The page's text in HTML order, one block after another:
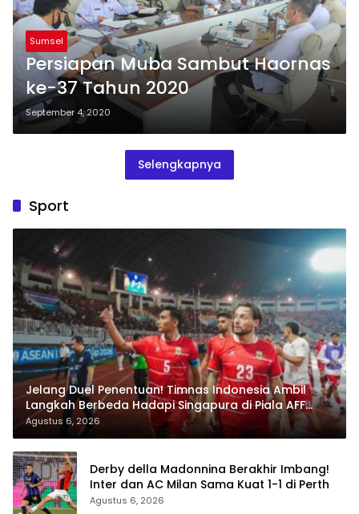
Sumsel
Persiapan Muba Sambut Haornas
ke-37 Tahun 2020
September 4, 2020
Selengkapnya
Sport
Jelang Duel Penentuan! Timnas Indonesia Ambil
Langkah Berbeda Hadapi Singapura di Piala AFF
2026
Agustus 6, 2026
Derby della Madonnina Berakhir Imbang!
Inter dan AC Milan Sama Kuat 1-1 di Perth
Agustus 6, 2026